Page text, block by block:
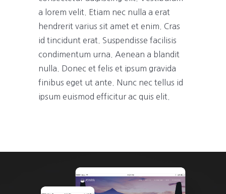
a lorem velit. Etiam nec nulla a erat
hendrerit varius sit amet et enim. Cras
id tincidunt erat. Suspendisse facilisis
condimentum urna. Aenean a blandit
nulla. Donec et felis et ipsum gravida
finibus eget ut ante. Nunc nec tellus id
ipsum euismod efficitur ac quis elit.